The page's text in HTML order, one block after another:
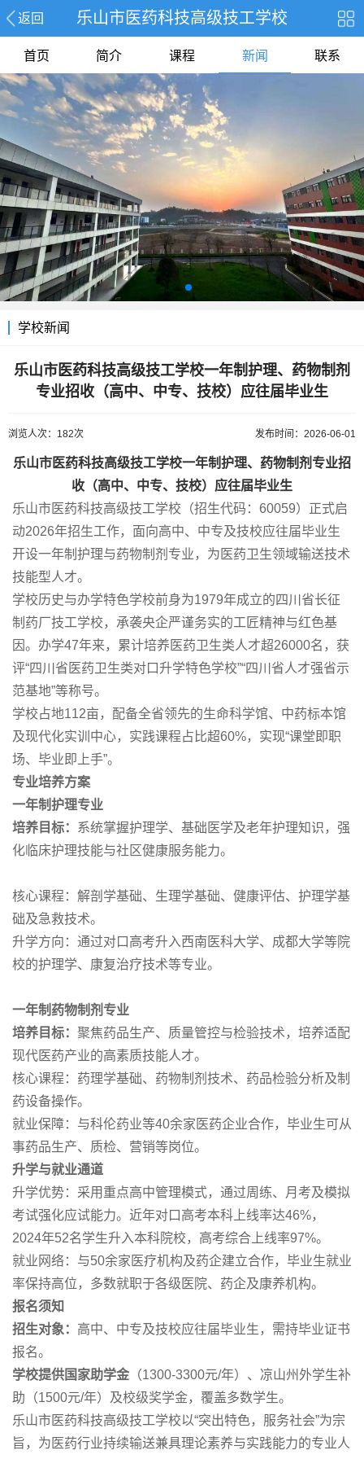
返回 乐山市医药科技高级技工学校
首页 简介 课程 新闻 联系
学校新闻
乐山市医药科技高级技工学校一年制护理、药物制剂
专业招收（高中、中专、技校）应往届毕业生​
浏览人次：182次 发布时间：2026-06-01
乐山市医药科技高级技工学校一年制护理、药物制剂专业招
收（高中、中专、技校）应往届毕业生
乐山市医药科技高级技工学校（招生代码：60059）正式启
动2026年招生工作，面向高中、中专及技校应往届毕业生
开设一年制护理与药物制剂专业，为医药卫生领域输送技术
技能型人才。
学校历史与办学特色学校前身为1979年成立的四川省长征
制药厂技工学校，承袭央企严谨务实的工匠精神与红色基
因。办学47年来，累计培养医药卫生类人才超26000名，获
评“四川省医药卫生类对口升学特色学校”“四川省人才强省示
范基地”等称号。
学校占地112亩，配备全省领先的生命科学馆、中药标本馆
及现代化实训中心，实践课程占比超60%，实现“课堂即职
场、毕业即上手”。
专业培养方案
一年制护理专业
培养目标：
系统掌握护理学、基础医学及老年护理知识，强
化临床护理技能与社区健康服务能力。
核心课程：解剖学基础、生理学基础、健康评估、护理学基
础及急救技术。
升学方向：通过对口高考升入西南医科大学、成都大学等院
校的护理学、康复治疗技术等专业。
一年制药物制剂专业
培养目标： 聚焦药品生产、质量管控与检验技术，培养适配
现代医药产业的高素质技能人才。
核心课程：药理学基础、药物制剂技术、药品检验分析及制
药设备操作。
就业保障：与科伦药业等40余家医药企业合作，毕业生可从
事药品生产、质检、营销等岗位。
升学与就业通道
升学优势：采用重点高中管理模式，通过周练、月考及模拟
考试强化应试能力。近年对口高考本科上线率达46%，
2024年52名学生升入本科院校，高考综合上线率97%。
就业网络：与50余家医疗机构及药企建立合作，毕业生就业
率保持高位，多数就职于各级医院、药企及康养机构。
报名须知
招生对象： 高中、中专及技校应往届毕业生，需持毕业证书
报名。
学校提供国家助学金 （1300-3300元/年）、凉山州外学生补
助（1500元/年）及校级奖学金，覆盖多数学生。
乐山市医药科技高级技工学校以“突出特色，服务社会”为宗
旨，为医药行业持续输送兼具理论素养与实践能力的专业人